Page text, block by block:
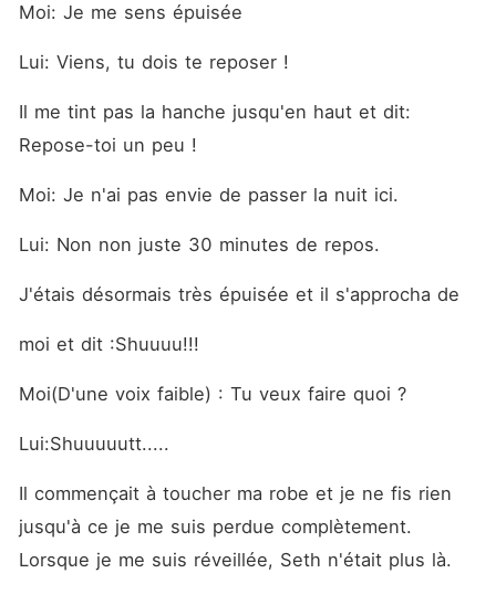
Moi: Je me sens épuisée
Lui: Viens, tu dois te reposer !
Il me tint pas la hanche jusqu'en haut et dit:
Repose-toi un peu !
Moi: Je n'ai pas envie de passer la nuit ici.
Lui: Non non juste 30 minutes de repos.
J'étais désormais très épuisée et il s'approcha de
moi et dit :Shuuuu!!!
Moi(D'une voix faible) : Tu veux faire quoi ?
Lui:Shuuuuutt.....
Il commençait à toucher ma robe et je ne fis rien
jusqu'à ce je me suis perdue complètement.
Lorsque je me suis réveillée, Seth n'était plus là.